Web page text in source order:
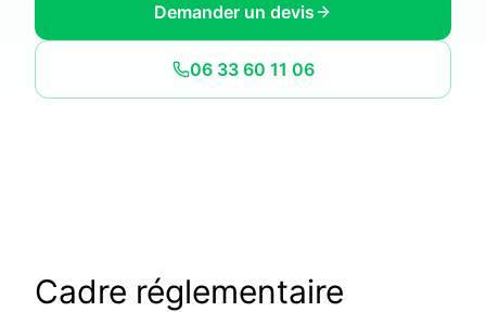
Demander un devis
06 33 60 11 06
Cadre réglementaire